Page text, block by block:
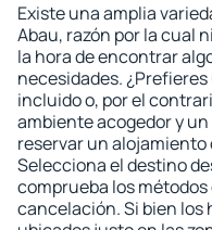
Existe una amplia
Abau, razón por la cual
la hora de encontrar
necesidades.
incluido o, por el
ambiente acogedor y
reservar un
Selecciona el destino
comprueba los métodos
cancelación. Si bien los